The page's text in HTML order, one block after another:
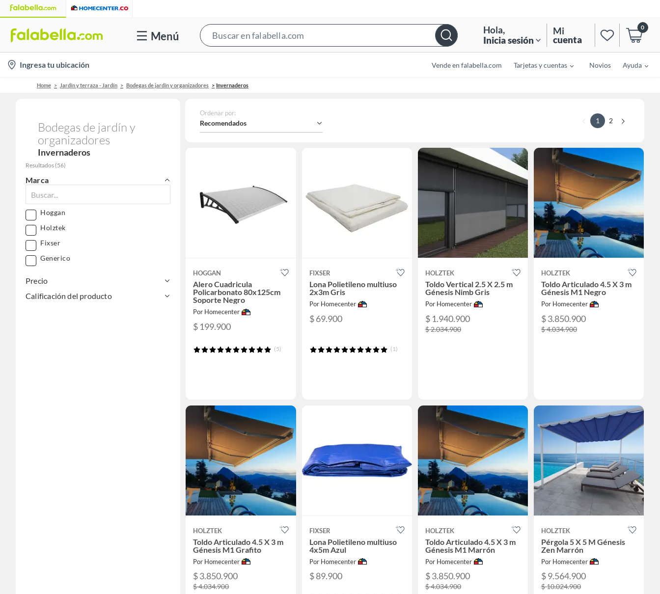
Menú
Bar
Hola,
Inicia sesión
Mi
cuenta
0
location-
icon
Ingresa tu ubicación Vende en falabella.com Tarjetas y cuentas Novios Ayuda
Home Jardín y terraza - Jardín Bodegas de jardín y organizadores Invernaderos
Bodegas de jardín y
organizadores
Invernaderos
Resultados (56)
Marca
Hoggan
Holztek
Fixser
Generico
Precio
Calificación del producto
Ordenar por:
Recomendados 1 2
HOGGAN
Alero Cuadricula
Policarbonato 80x125cm
Soporte Negro
Por Homecenter
$ 199.900
(5)
FIXSER
Lona Polietileno multiuso
2x3m Gris
Por Homecenter
$ 69.900
(1)
HOLZTEK
Toldo Vertical 2.5 X 2.5 m
Génesis Nimb Gris
Por Homecenter
$ 1.940.900
$ 2.034.900
HOLZTEK
Toldo Articulado 4.5 X 3 m
Génesis M1 Negro
Por Homecenter
$ 3.850.900
$ 4.034.900
HOLZTEK
Toldo Articulado 4.5 X 3 m
Génesis M1 Grafito
Por Homecenter
$ 3.850.900
$ 4.034.900
FIXSER
Lona Polietileno multiuso
4x5m Azul
Por Homecenter
$ 89.900
HOLZTEK
Toldo Articulado 4.5 X 3 m
Génesis M1 Marrón
Por Homecenter
$ 3.850.900
$ 4.034.900
HOLZTEK
Pérgola 5 X 5 M Génesis
Zen Marrón
Por Homecenter
$ 9.564.900
$ 10.024.900